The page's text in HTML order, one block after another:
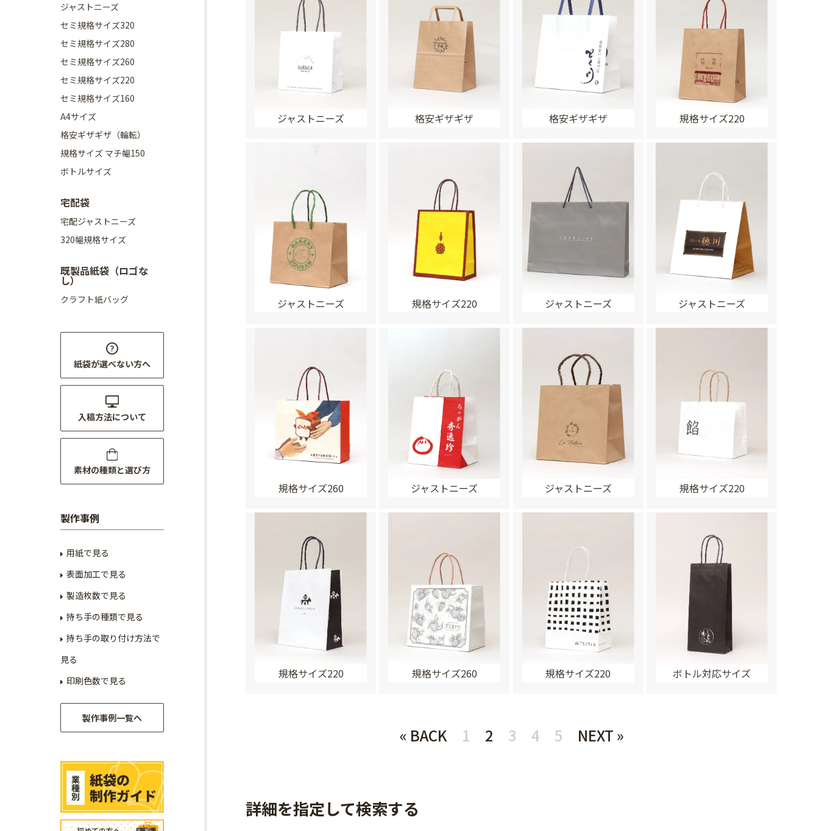
ジャストニーズ 格安ギザギザ 格安ギザギザ 規格サイズ220
ジャストニーズ 規格サイズ220 ジャストニーズ ジャストニーズ
規格サイズ260 ジャストニーズ ジャストニーズ 規格サイズ220
規格サイズ220 規格サイズ260 規格サイズ220 ボトル対応サイズ
« BACK 1 2 3 4 5 NEXT »
詳細を指定して検索する
ジャストニーズ
セミ規格サイズ320
セミ規格サイズ280
セミ規格サイズ260
セミ規格サイズ220
セミ規格サイズ160
A4サイズ
格安ギザギザ（輪転）
規格サイズ マチ幅150
ボトルサイズ
宅配袋
宅配ジャストニーズ
320幅規格サイズ
既製品紙袋（ロゴな
し）
クラフト紙バッグ
紙袋が選べない方へ
入稿方法について
素材の種類と選び方
製作事例
用紙で見る
表面加工で見る
製造枚数で見る
持ち手の種類で見る
持ち手の取り付け方法で
見る
印刷色数で見る
製作事例一覧へ